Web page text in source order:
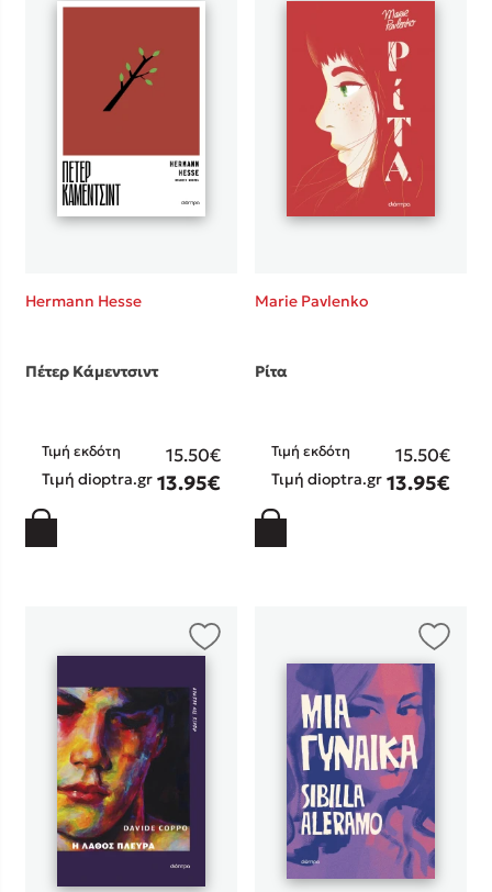
Mel Robbins
Η μέθοδος Αφήστε τους
Sebastian Fitzek
Freida McFadden
Κατρίνα Τσάνταλη
Τζένη Κουτσοδημητροπούλου
Emily Henry
Ali Hazelwood
Cori Doerrfeld
Pierdomenico Baccalario
Δανάη Ιμπραχήμ
Hermann Hesse
Πέτερ Κάμεντσιντ
Τιμή εκδότη 15.50€
Τιμή dioptra.gr 13.95€
Marie Pavlenko
Ρίτα
Τιμή εκδότη 15.50€
Τιμή dioptra.gr 13.95€